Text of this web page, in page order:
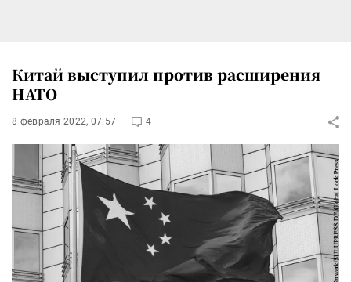
Китай выступил против расширения
НАТО
8 февраля 2022, 07:57 4